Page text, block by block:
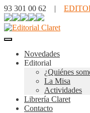
93 301 00 62 |
Novedades
Editorial
¿Quiénes
La Misa
Actividades
Librería Claret
Contacto